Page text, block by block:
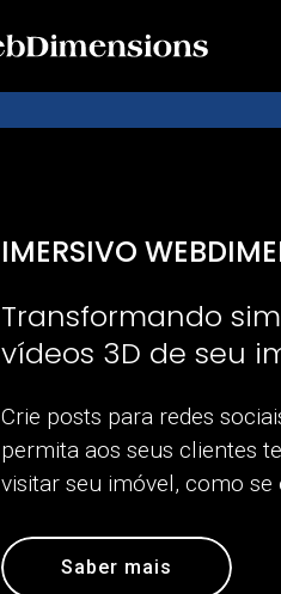
IMERSIVO
Transformando
vídeos 3D de seu
Crie posts para redes
permita aos seus clientes
visitar seu imóvel, como se
Saber mais